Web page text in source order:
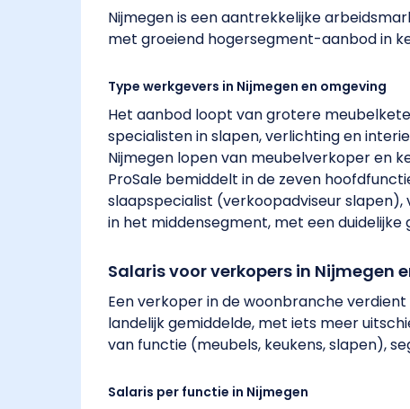
Nijmegen is een aantrekkelijke
met groeiend hogersegment-aanbod in
Type werkgevers in Nijmegen en omgeving
Het aanbod loopt van grotere
specialisten in slapen, verlichting en
Nijmegen lopen van meubelverkoper en
ProSale bemiddelt in de zeven
slaapspecialist (verkoopadviseur
in het middensegment, met een
Salaris voor verkopers in Nijmegen
Een verkoper in de woonbranche
landelijk gemiddelde, met iets meer
van functie (meubels, keukens, slapen),
Salaris per functie in Nijmegen